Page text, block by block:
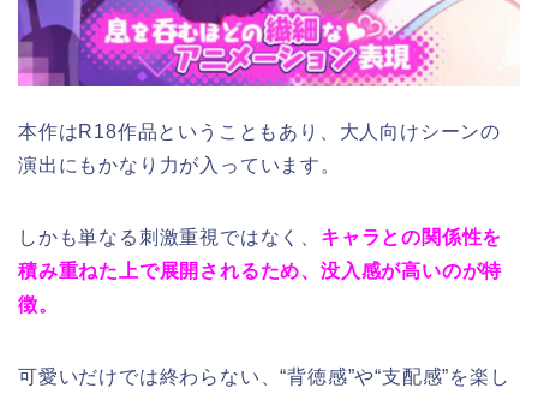
本作はR18作品ということもあり、大人向けシーンの
演出にもかなり力が入っています。
しかも単なる刺激重視ではなく、 キャラとの関係性を
積み重ねた上で展開されるため、没入感が高いのが特
徴。
可愛いだけでは終わらない、“背徳感”や“支配感”を楽し